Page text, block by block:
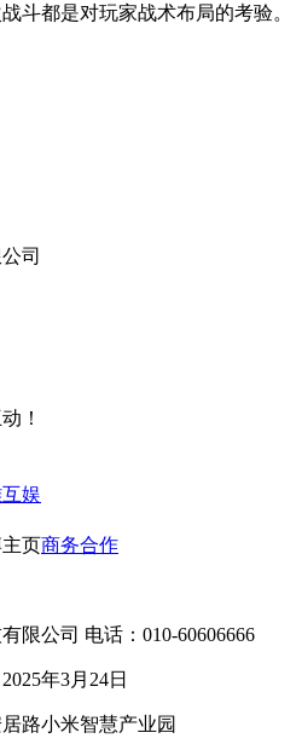
斗都是对玩家战术布局的考验。
司
！
娱
页商务合作
限公司 电话：010-60606666
年3月24日
路小米智慧产业园